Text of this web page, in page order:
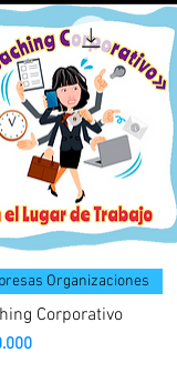
Organizaciones
Corporativo